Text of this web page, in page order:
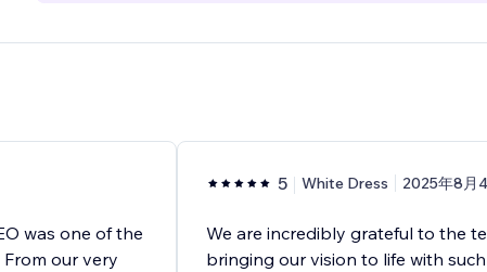
was one of the
our very
5 White Dress 2025年8月
We are incredibly grateful to the
bringing our vision to life with